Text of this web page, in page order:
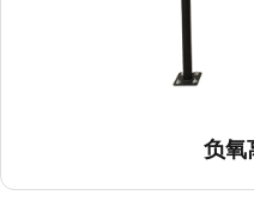
负氧